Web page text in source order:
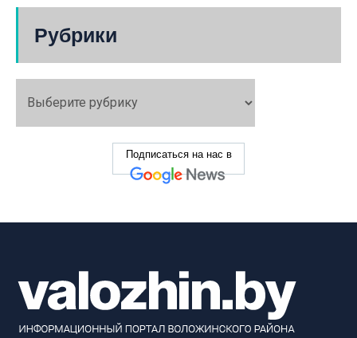
Рубрики
Подписаться на нас в